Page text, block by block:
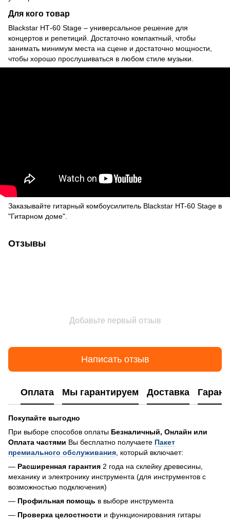
Для кого товар
Blackstar НТ-60 Stage – универсальное решение для
концертов и репетиций. Достаточно компактный, чтобы
занимать минимум места на сцене и достаточно мощности,
чтобы хорошо прослушиваться в любом стиле музыки.
Заказывайте гитарный комбоусилитель Blackstar HT-60 Stage в
"Гитарном доме".
Отзывы
Добавьте первый отзыв
Написать отзыв
Оплата Мы гарантируем Доставка
Покупайте выгодно
При выборе способов оплаты Безналичный, Онлайн или
Оплата частями Вы бесплатно получаете Пакет
премиального обслуживания , который включает:
— Расширенная гарантия 2 года на склейку древесины,
механику и электронику инструмента (для инструментов с
возможностью подключения)
— Профильная помощь в выборе инструмента
— Проверка целостности и функционирования гитары